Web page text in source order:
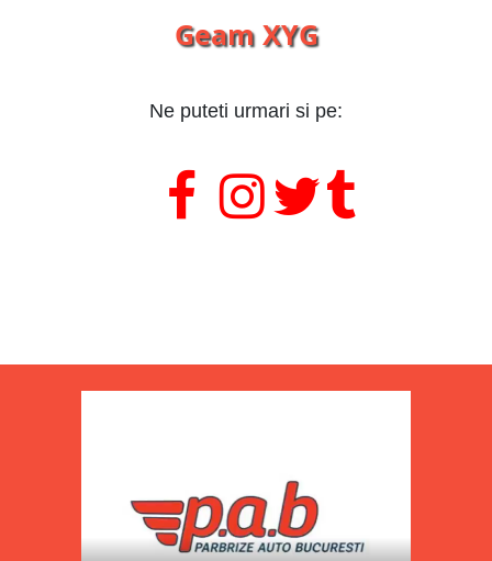
Geam XYG
Ne puteti urmari si pe:
